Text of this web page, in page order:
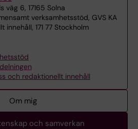
väg 6, 17165 Solna
verksamhetsstöd, GVS KA
innehåll, 171 77 Stockholm
och redaktionellt innehåll
Om mig
och samverkan